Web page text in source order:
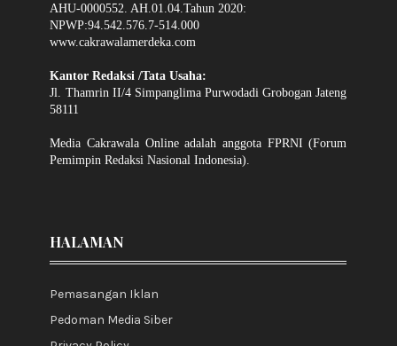
AHU-0000552. AH.01.04.Tahun 2020:
NPWP:94.542.576.7-514.000
www.cakrawalamerdeka.com
Kantor Redaksi /Tata Usaha:
Jl. Thamrin II/4 Simpanglima Purwodadi Grobogan Jateng
58111
Media Cakrawala Online adalah anggota FPRNI (Forum
Pemimpin Redaksi Nasional Indonesia).
HALAMAN
Pemasangan Iklan
Pedoman Media Siber